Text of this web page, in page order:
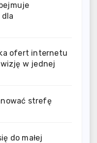
ofert internetu
w jednej
strefę
do małej